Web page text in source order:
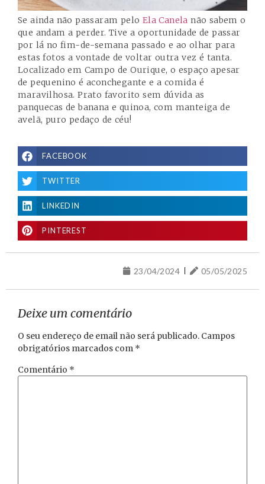
Se ainda não passaram pelo Ela Canela não sabem o
que andam a perder. Tive a oportunidade de passar
por lá no fim-de-semana passado e ao olhar para
estas fotos a vontade de voltar outra vez é tanta.
Localizado em Campo de Ourique, o espaço apesar
de pequenino é aconchegante e a comida é
maravilhosa. Prato favorito sem dúvida as
panquecas de banana e quinoa, com manteiga de
avelã, puro pedaço de céu!
FACEBOOK
TWITTER
LINKEDIN
PINTEREST
23/04/2024 05/05/2025
Deixe um comentário
O seu endereço de email não será publicado. Campos
obrigatórios marcados com *
Comentário *